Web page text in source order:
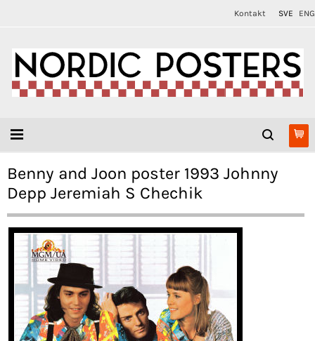
Kontakt SVE ENG
Benny and Joon poster 1993 Johnny
Depp Jeremiah S Chechik